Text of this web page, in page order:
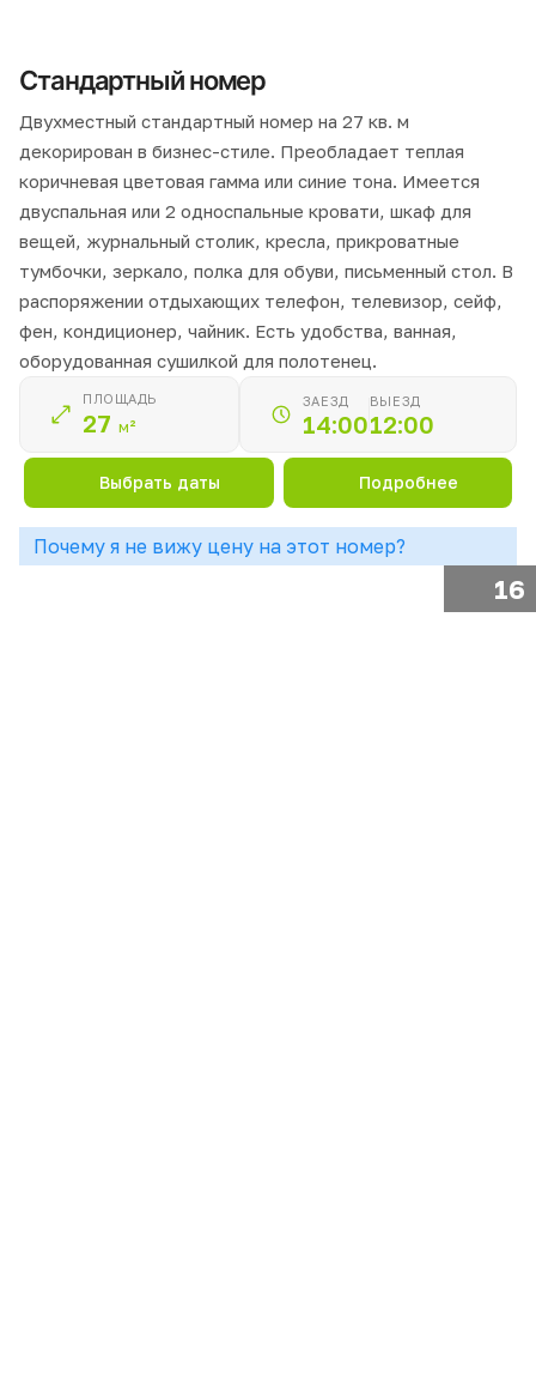
Стандартный номер
Двухместный стандартный номер на 27 кв. м
декорирован в бизнес-стиле. Преобладает теплая
коричневая цветовая гамма или синие тона. Имеется
двуспальная или 2 односпальные кровати, шкаф для
вещей, журнальный столик, кресла, прикроватные
тумбочки, зеркало, полка для обуви, письменный стол. В
распоряжении отдыхающих телефон, телевизор, сейф,
фен, кондиционер, чайник. Есть удобства, ванная,
оборудованная сушилкой для полотенец.
ПЛОЩАДЬ
27 м²
ЗАЕЗД
14:00
ВЫЕЗД
12:00
Выбрать даты Подробнее
Почему я не вижу цену на этот номер?
16